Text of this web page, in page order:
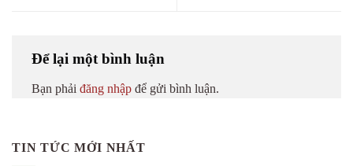
Để lại một bình luận
Bạn phải đăng nhập để gửi bình luận.
TIN TỨC MỚI NHẤT